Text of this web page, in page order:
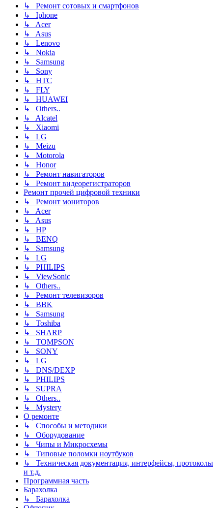
↳ Ремонт сотовых и смартфонов
↳ Iphone
↳ Acer
↳ Asus
↳ Lenovo
↳ Nokia
↳ Samsung
↳ Sony
↳ HTC
↳ FLY
↳ HUAWEI
↳ Others..
↳ Alcatel
↳ Xiaomi
↳ LG
↳ Meizu
↳ Motorola
↳ Honor
↳ Ремонт навигаторов
↳ Ремонт видеорегистраторов
Ремонт прочей цифровой техники
↳ Ремонт мониторов
↳ Acer
↳ Asus
↳ HP
↳ BENQ
↳ Samsung
↳ LG
↳ PHILIPS
↳ ViewSonic
↳ Others..
↳ Ремонт телевизоров
↳ BBK
↳ Samsung
↳ Toshiba
↳ SHARP
↳ TOMPSON
↳ SONY
↳ LG
↳ DNS/DEXP
↳ PHILIPS
↳ SUPRA
↳ Others..
↳ Mystery
О ремонте
↳ Способы и методики
↳ Оборудование
↳ Чипы и Микросхемы
↳ Типовые поломки ноутбуков
↳ Техническая документация, интерфейсы, протоколы
и т.д.
Программная часть
Барахолка
↳ Барахолка